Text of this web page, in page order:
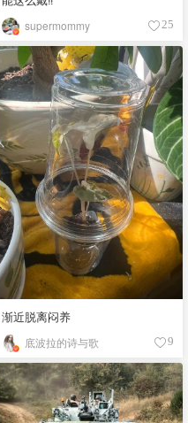
supermommy 25
渐近脱离闷养
底波拉的诗与歌 9